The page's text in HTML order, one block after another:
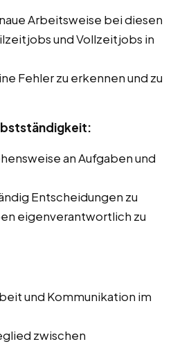
Arbeitsweise bei diesen
und Vollzeitjobs in
Fehler zu erkennen und zu
an Aufgaben und
Entscheidungen zu
eigenverantwortlich zu
und Kommunikation im
zwischen